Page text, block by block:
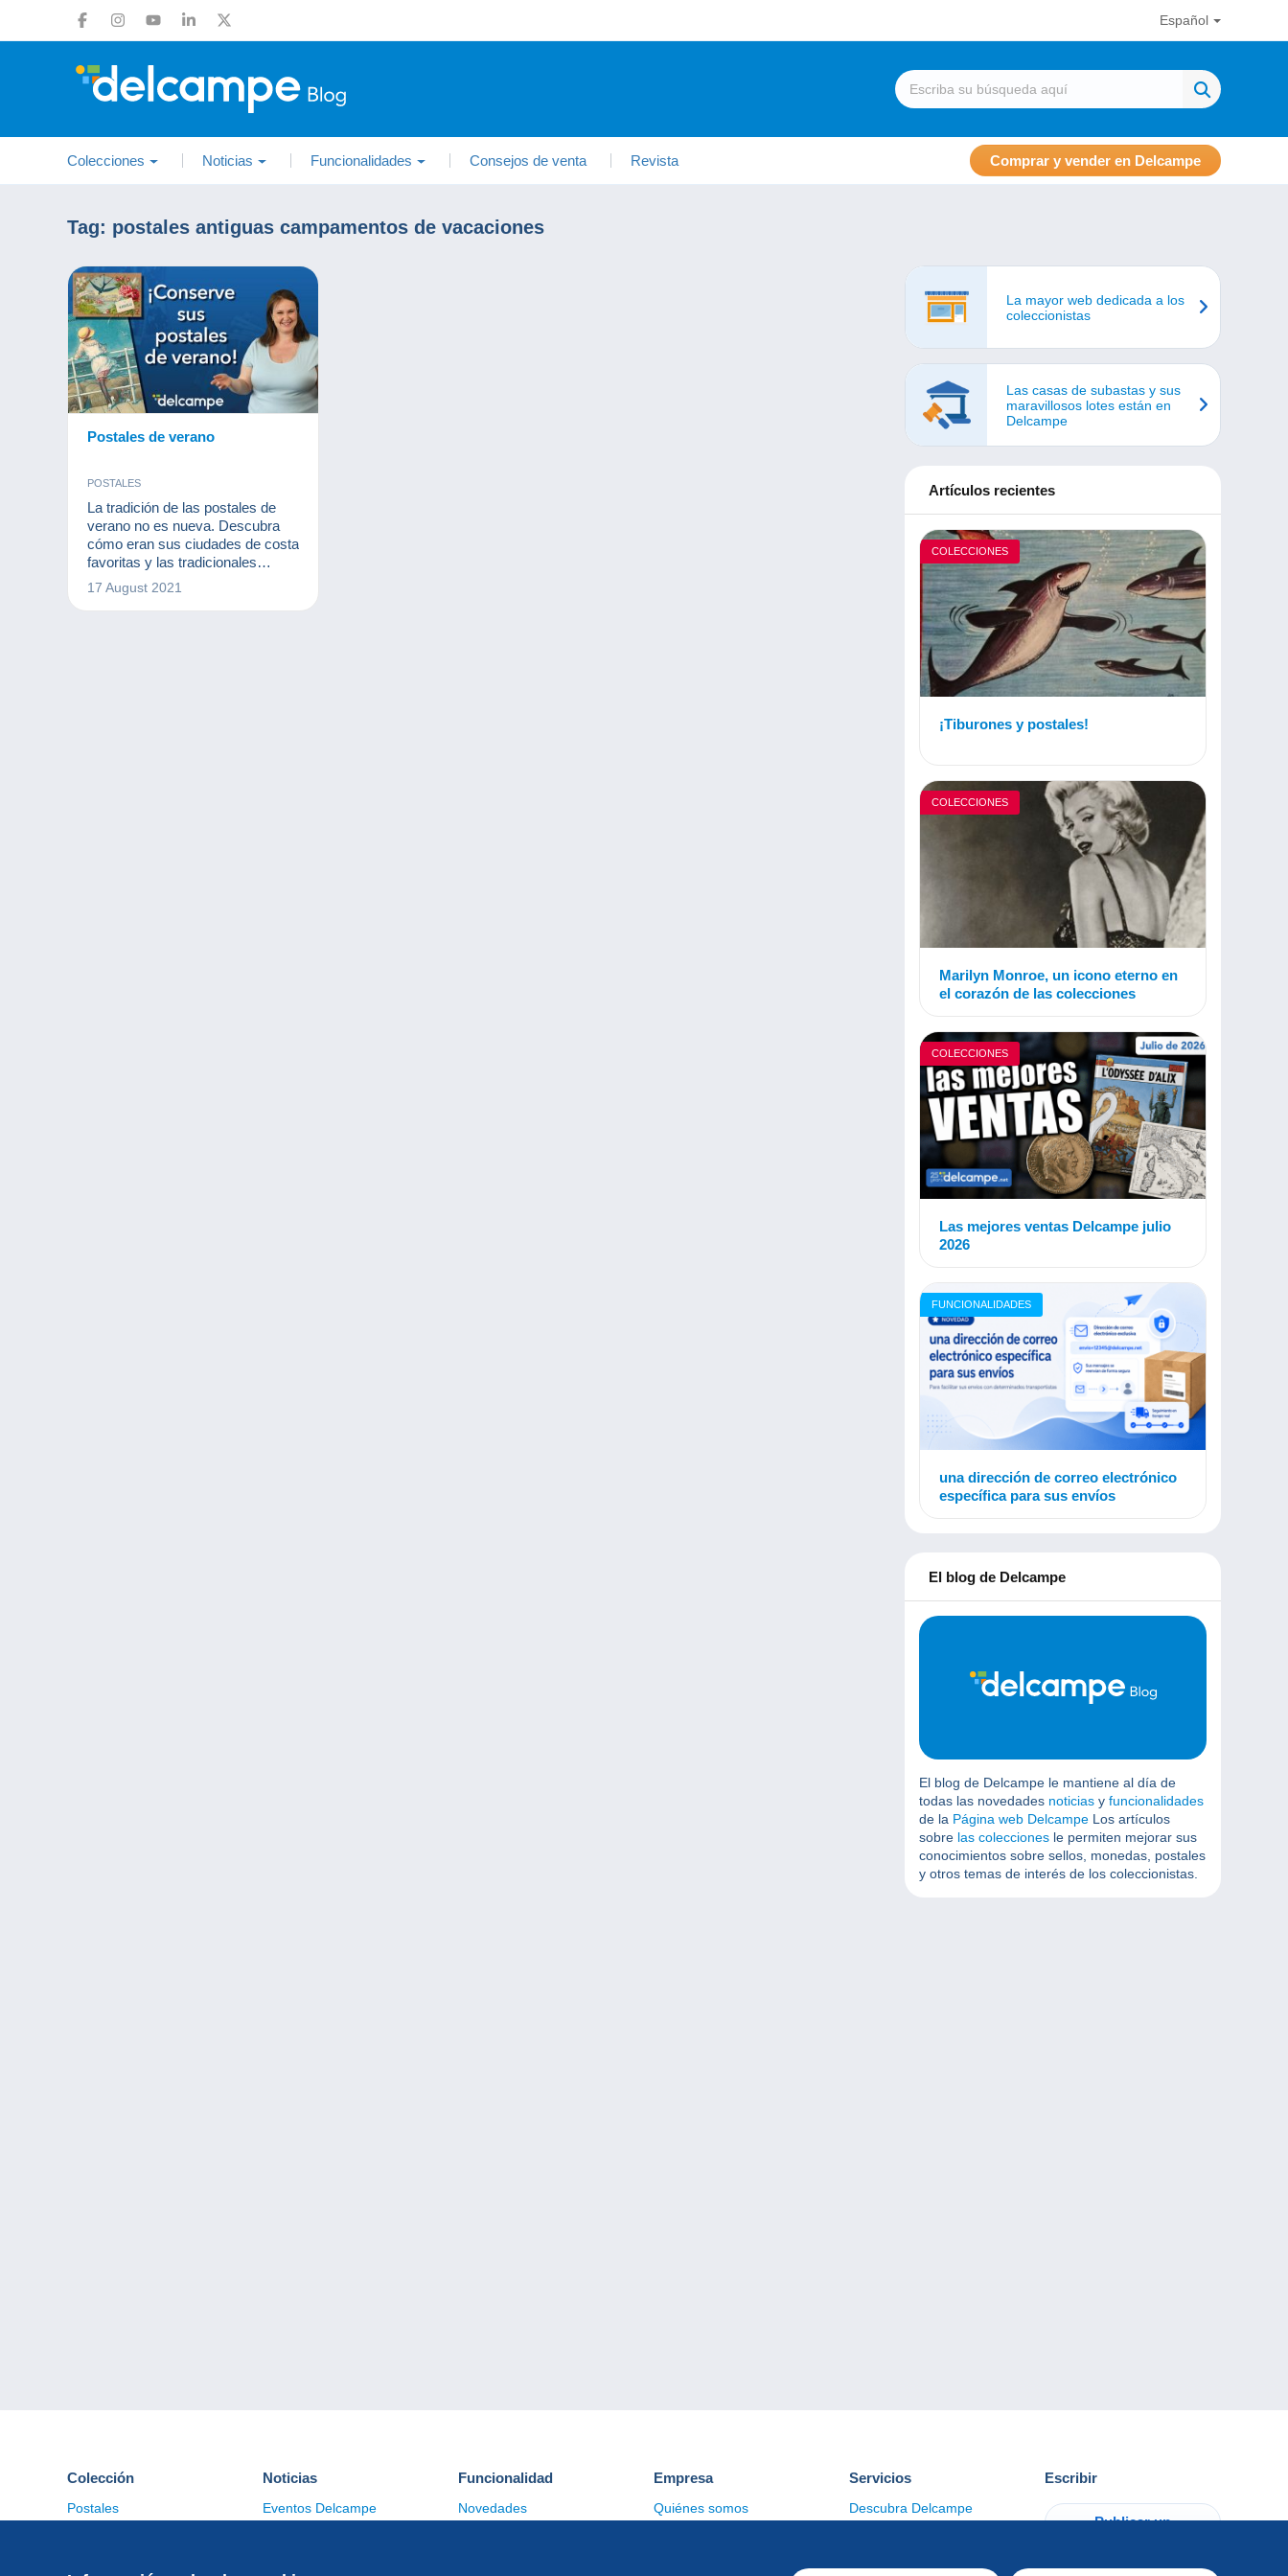
Español
Colecciones Noticias Funcionalidades Consejos de venta Revista Comprar y vender en Delcampe
Tag: postales antiguas campamentos de vacaciones
Postales de verano
POSTALES
La tradición de las postales de
verano no es nueva. Descubra
cómo eran sus ciudades de costa
favoritas y las tradicionales
postales de viaje como las que se
enviaban a finales del siglo XIX
17 August 2021
La mayor web dedicada a los
coleccionistas
Las casas de subastas y sus
maravillosos lotes están en
Delcampe
Artículos recientes
COLECCIONES
¡Tiburones y postales!
COLECCIONES
Marilyn Monroe, un icono eterno en
el corazón de las colecciones
COLECCIONES
Las mejores ventas Delcampe julio
2026
FUNCIONALIDADES
una dirección de correo electrónico
específica para sus envíos
El blog de Delcampe
El blog de Delcampe le mantiene al día de
todas las novedades noticias y funcionalidades
de la Página web Delcampe Los artículos
sobre las colecciones le permiten mejorar sus
conocimientos sobre sellos, monedas, postales
y otros temas de interés de los coleccionistas.
Colección
Postales
Noticias
Eventos Delcampe
Funcionalidad
Novedades
Empresa
Quiénes somos
Servicios
Descubra Delcampe
Escribir
Publicar un